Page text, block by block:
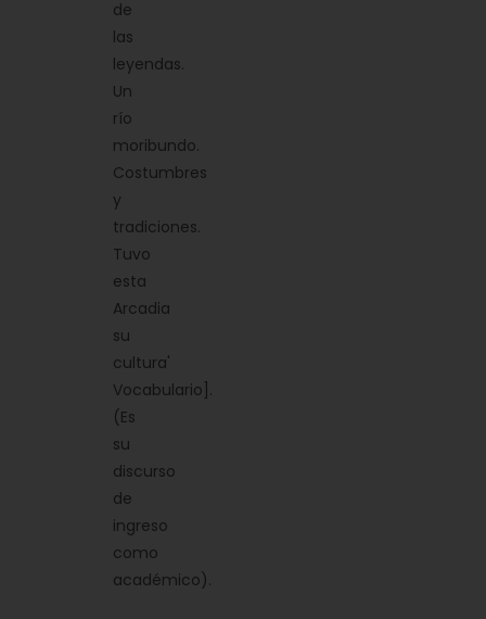
de
las
leyendas.
Un
río
moribundo.
Costumbres
y
tradiciones.
Tuvo
esta
Arcadia
su
cultura'
Vocabulario].
(Es
su
discurso
de
ingreso
como
académico).